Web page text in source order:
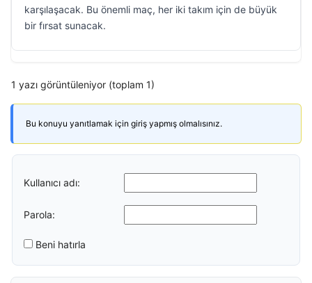
karşılaşacak. Bu önemli maç, her iki takım için de büyük
bir fırsat sunacak.
1 yazı görüntüleniyor (toplam 1)
Bu konuyu yanıtlamak için giriş yapmış olmalısınız.
Kullanıcı adı:
Parola:
Beni hatırla